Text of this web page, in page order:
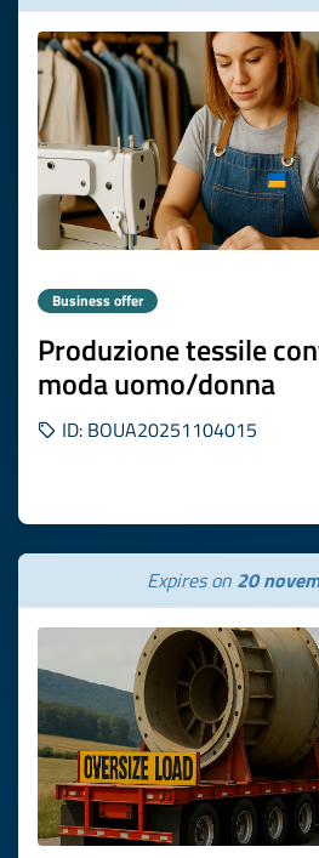
Business offer
Produzione tessile
moda uomo/donna
ID: BOUA20251104015
Expires on 20